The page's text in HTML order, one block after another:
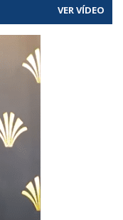
VER VÍDEO